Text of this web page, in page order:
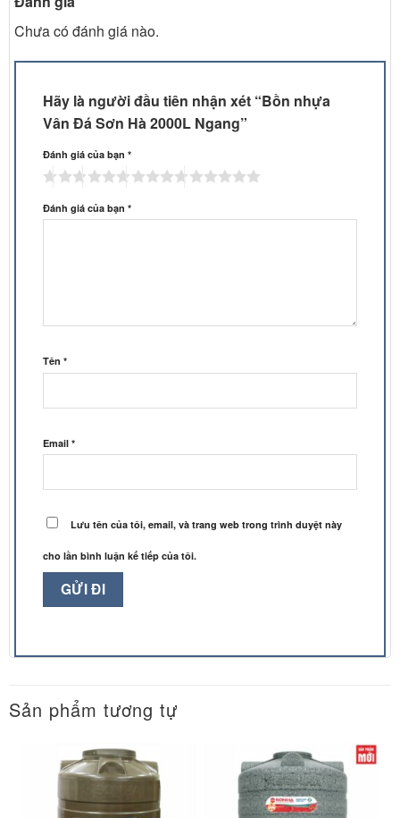
Chưa có đánh giá nào.
Hãy là người đầu tiên nhận xét “Bồn nhựa
Vân Đá Sơn Hà 2000L Ngang”
Đánh giá của bạn *
Đánh giá của bạn *
Tên *
Email *
Lưu tên của tôi, email, và trang web trong trình duyệt này
cho lần bình luận kế tiếp của tôi.
Sản phẩm tương tự